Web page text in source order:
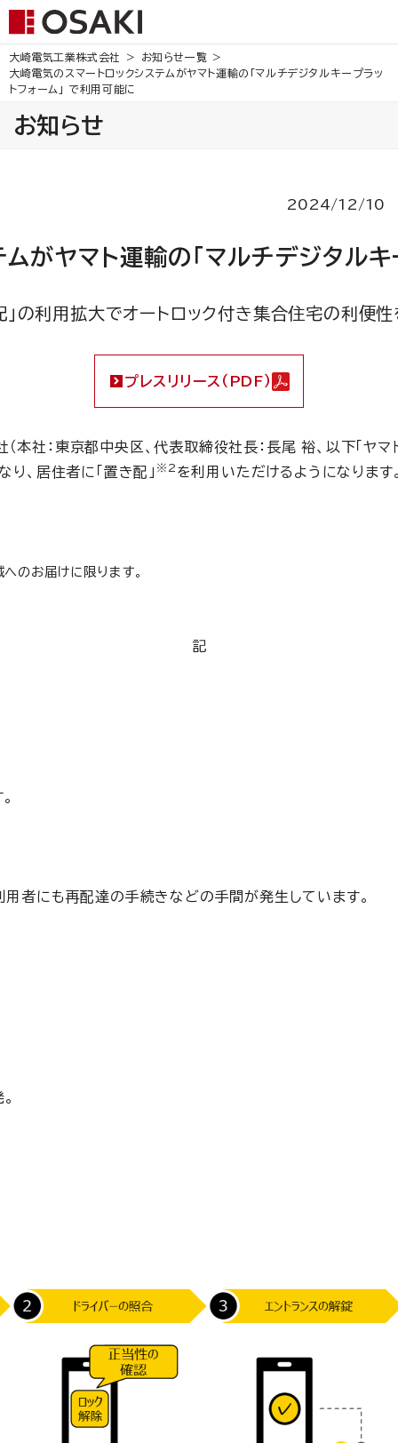
大崎電気工業株式会社
お知らせ一覧
大崎電気のスマートロックシステムがヤマト運輸の「マルチデジタルキープラッ
トフォーム」 で利用可能に
お知らせ
2024/12/10
がヤマト運輸の「マルチデジタル
」の利用拡大でオートロック付き集合住宅の利便
プレスリリース（PDF）
：東京都中央区、代表取締役社長：長尾 裕、以下「
、居住者に「置き配」 ※2 を利用いただけるようになります
のお届けに限ります。
記
用者にも再配達の手続きなどの手間が発生しています。